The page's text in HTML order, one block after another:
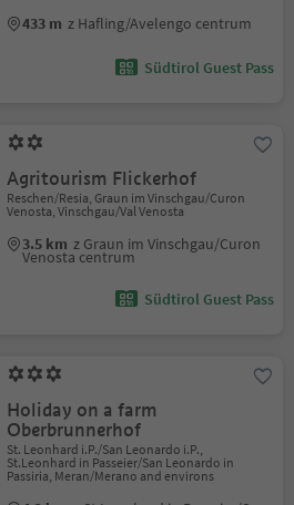
433 m z Hafling/Avelengo centrum
Südtirol Guest Pass
Agritourism Flickerhof
Reschen/Resia, Graun im Vinschgau/Curon
Venosta, Vinschgau/Val Venosta
3.5 km z Graun im Vinschgau/Curon
Venosta centrum
Südtirol Guest Pass
Holiday on a farm
Oberbrunnerhof
St. Leonhard i.P./San Leonardo i.P.,
St.Leonhard in Passeier/San Leonardo in
Passiria, Meran/Merano and environs